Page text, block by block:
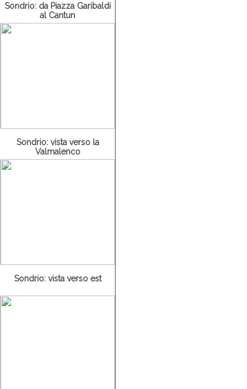
Sondrio: da Piazza Garibaldi
al Cantun
Sondrio: vista verso la
Valmalenco
Sondrio: vista verso est